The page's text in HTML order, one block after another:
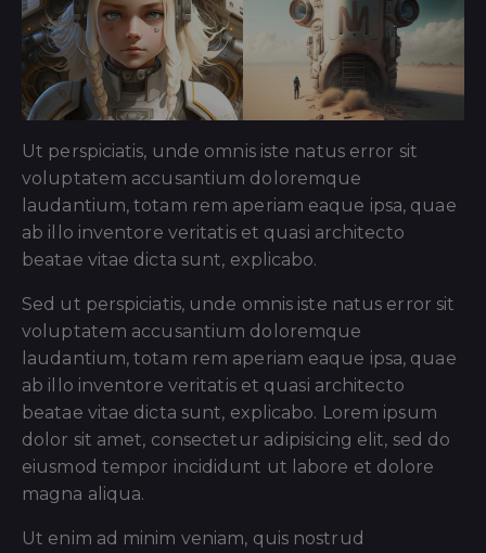
Ut perspiciatis, unde omnis iste natus error sit
voluptatem accusantium doloremque
laudantium, totam rem aperiam eaque ipsa, quae
ab illo inventore veritatis et quasi architecto
beatae vitae dicta sunt, explicabo.
Sed ut perspiciatis, unde omnis iste natus error sit
voluptatem accusantium doloremque
laudantium, totam rem aperiam eaque ipsa, quae
ab illo inventore veritatis et quasi architecto
beatae vitae dicta sunt, explicabo. Lorem ipsum
dolor sit amet, consectetur adipisicing elit, sed do
eiusmod tempor incididunt ut labore et dolore
magna aliqua.
Ut enim ad minim veniam, quis nostrud